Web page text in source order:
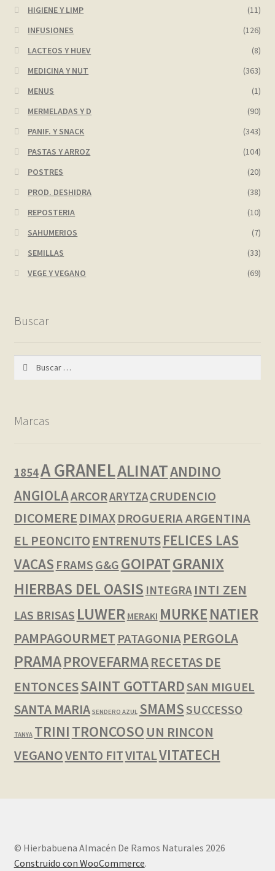
Wishlist
HIGIENE Y LIMP
(11)
INFUSIONES
(126)
LACTEOS Y HUEV
(8)
MEDICINA Y NUT
(363)
MENUS
(1)
MERMELADAS Y D
(90)
PANIF. Y SNACK
(343)
PASTAS Y ARROZ
(104)
POSTRES
(20)
PROD. DESHIDRA
(38)
REPOSTERIA
(10)
SAHUMERIOS
(7)
SEMILLAS
(33)
VEGE Y VEGANO
(69)
Buscar
Marcas
1854A GRANELALINATANDINO
ANGIOLAARCORARYTZACRUDENCIO
DICOMERE DIMAX DROGUERIA ARGENTINA
EL PEONCITO ENTRENUTSFELICES LAS
VACAS FRAMS G&G GOIPATGRANIX
HIERBAS DEL OASIS INTEGRA INTI ZEN
LAS BRISAS LUWER MERAKI MURKENATIER
PAMPAGOURMET PATAGONIA PERGOLA
PRAMAPROVEFARMARECETAS DE
ENTONCESSAINT GOTTARDSAN MIGUEL
SANTA MARIA SENDERO AZUL SMAMSSUCCESSO
TANYA TRINI TRONCOSO UN RINCON
VEGANOVENTO FITVITALVITATECH
© Hierbabuena Almacén De Ramos Naturales 2026
Construido con WooCommerce.